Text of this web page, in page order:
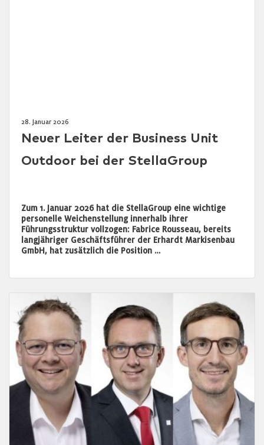
28. Januar 2026
Neuer Leiter der Business Unit
Outdoor bei der StellaGroup
Zum 1. Januar 2026 hat die StellaGroup eine wichtige
personelle Weichenstellung innerhalb ihrer
Führungsstruktur vollzogen: Fabrice Rousseau, bereits
langjähriger Geschäftsführer der Erhardt Markisenbau
GmbH, hat zusätzlich die Position …